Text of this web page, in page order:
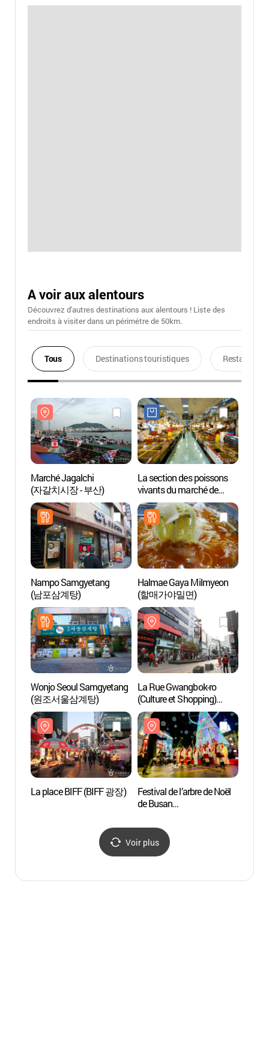
A voir aux alentours
Découvrez d'autres destinations aux alentours ! Liste des
endroits à visiter dans un périmétre de 50km.
Tous Destinations touristiques Restaurants
Marché Jagalchi
(자갈치시장 - 부산)
La section des poissons
vivants du marché de
Jagalchi (자갈치시장
활어부)
Nampo Samgyetang
(남포삼계탕)
Halmae Gaya Milmyeon
(할매가야밀면)
Wonjo Seoul Samgyetang
(원조서울삼계탕)
La Rue Gwangbok-ro
(Culture et Shopping)
(광복로문화패션거리)
La place BIFF (BIFF 광장)
Festival de l’arbre de Noël
de Busan
화축제)
Voir plus